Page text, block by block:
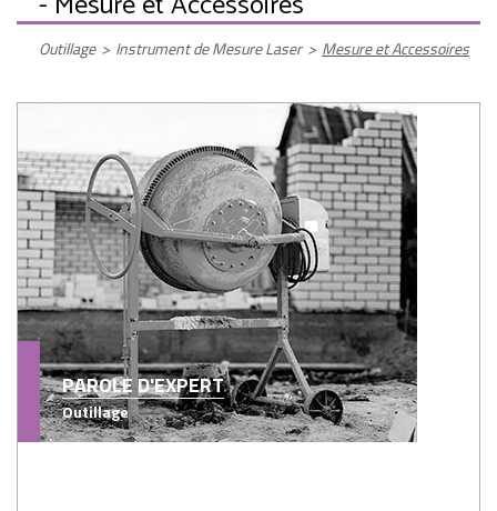
Outillage > Instrument de Mesure Laser > Mesure et Accessoires
PAROLE D'EXPERT
Outillage